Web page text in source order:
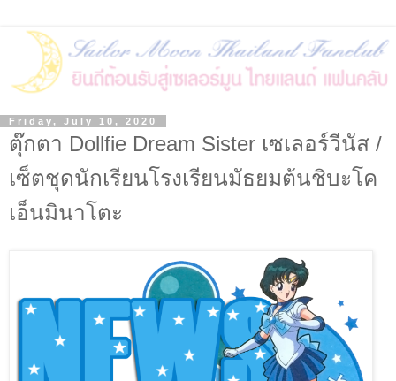
Friday, July 10, 2020
ตุ๊กตา Dollfie Dream Sister เซเลอร์วีนัส /
เซ็ตชุดนักเรียนโรงเรียนมัธยมต้นชิบะโค
เอ็นมินาโตะ